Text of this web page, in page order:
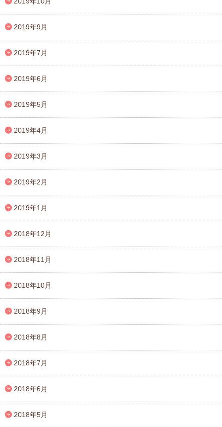
2019年9月
2019年7月
2019年6月
2019年5月
2019年4月
2019年3月
2019年2月
2019年1月
2018年12月
2018年11月
2018年10月
2018年9月
2018年8月
2018年7月
2018年6月
2018年5月